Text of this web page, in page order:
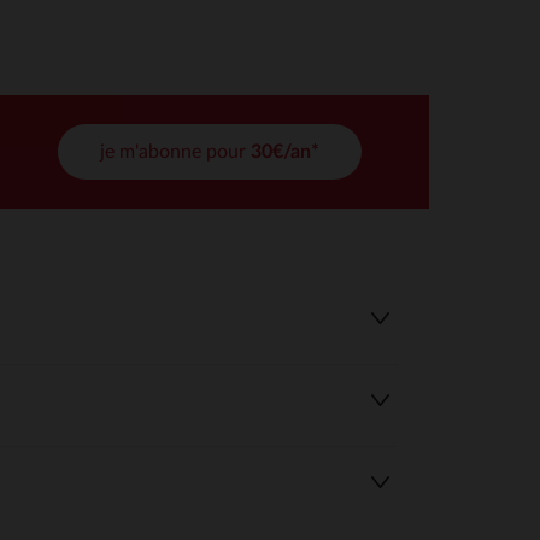
je m'abonne pour 30€/an*